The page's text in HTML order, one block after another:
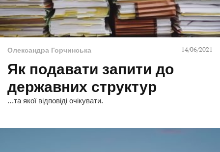
Олександра Горчинська 14/06/2021
Як подавати запити до
державних структур
…та якої відповіді очікувати.